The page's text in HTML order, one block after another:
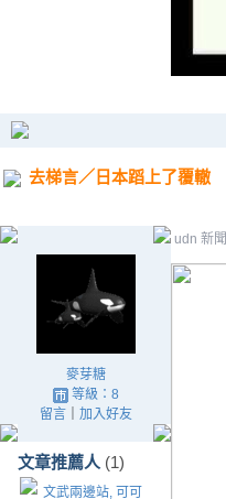
去梯言／日本蹈上了覆轍
麥芽糖
等級：8
留言｜ 加入好友
文章推薦人 (1)
文武兩邊站, 可可
udn 新聞